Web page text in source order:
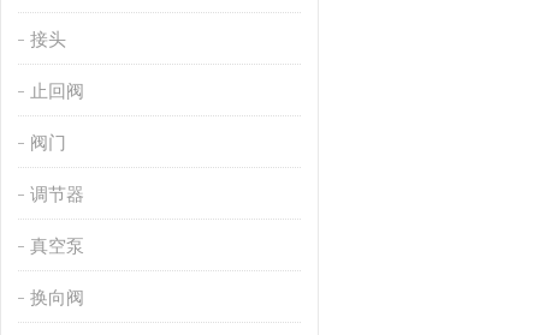
接头
止回阀
阀门
调节器
真空泵
换向阀